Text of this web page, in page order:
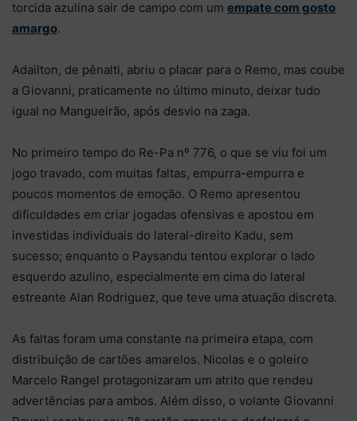
torcida azulina sair de campo com um empate com gosto
amargo.
Adailton, de pênalti, abriu o placar para o Remo, mas coube
a Giovanni, praticamente no último minuto, deixar tudo
igual no Mangueirão, após desvio na zaga.
No primeiro tempo do Re-Pa nº 776, o que se viu foi um
jogo travado, com muitas faltas, empurra-empurra e
poucos momentos de emoção. O Remo apresentou
dificuldades em criar jogadas ofensivas e apostou em
investidas individuais do lateral-direito Kadu, sem
sucesso; enquanto o Paysandu tentou explorar o lado
esquerdo azulino, especialmente em cima do lateral
estreante Alan Rodriguez, que teve uma atuação discreta.
As faltas foram uma constante na primeira etapa, com
distribuição de cartões amarelos. Nicolas e o goleiro
Marcelo Rangel protagonizaram um atrito que rendeu
advertências para ambos. Além disso, o volante Giovanni